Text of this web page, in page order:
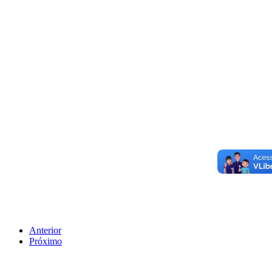
Anterior
Próximo